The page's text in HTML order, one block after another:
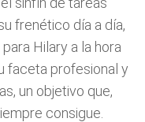
frenético día a día,
Hilary a la hora
faceta profesional y
un objetivo que,
consigue.